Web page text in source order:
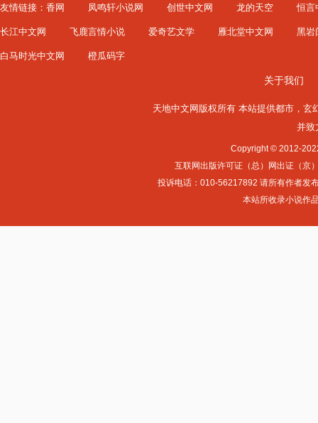
友情链接： 香网 凤鸣轩小说网 创世中文网 龙的天空 恒言
长江中文网 飞鹿言情小说 爱奇艺文学 雁北堂中文网 黑岩
白马时光中文网 橙瓜码字
关于我们
天地中文网版权所有 本站提供都市， 玄
并致
Copyright © 2012-
互联网出版许可证（总）网出证（京
投诉电话：010-56217892 请所有作者发
本站所收录小说作